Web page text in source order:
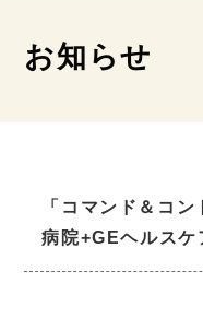
お知らせ
「コマンド＆コ
病院+GEヘルスケ